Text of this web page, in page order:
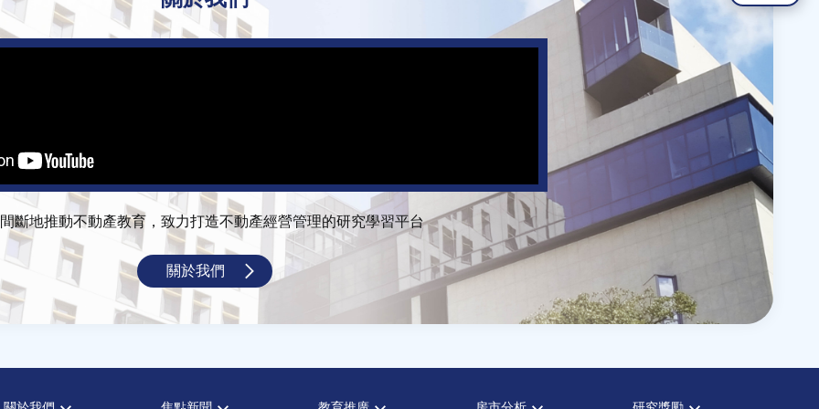
斷地推動不動產教育，致力打造不動產經營管理的研究學習平台
關於我們